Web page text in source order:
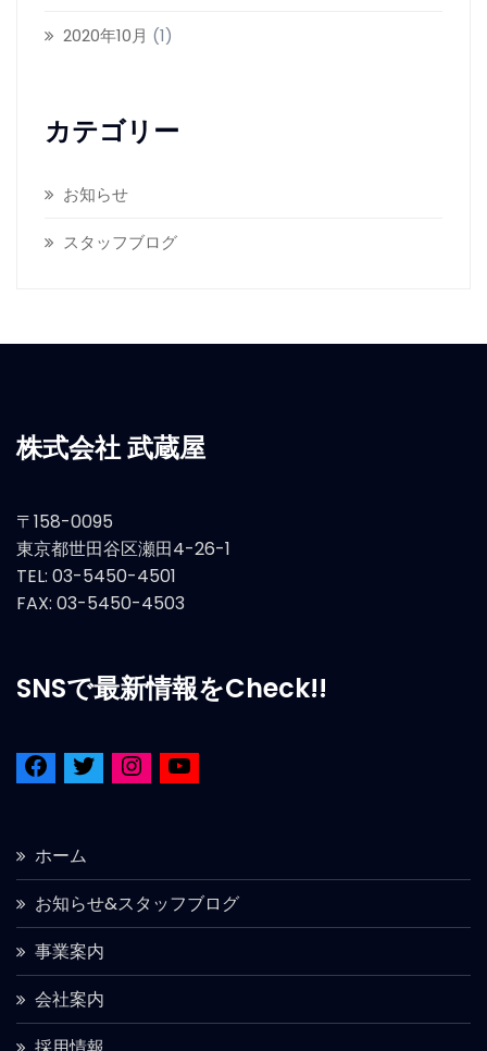
2020年10月 (1)
カテゴリー
お知らせ
スタッフブログ
株式会社 武蔵屋
〒158-0095
東京都世田谷区瀬田4-26-1
TEL: 03-5450-4501
FAX: 03-5450-4503
SNSで最新情報をCheck!!
ホーム
お知らせ&スタッフブログ
事業案内
会社案内